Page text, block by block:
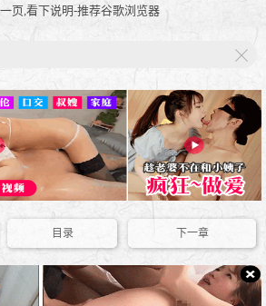
页,看下说明-推荐谷歌浏览器
目录 下一章